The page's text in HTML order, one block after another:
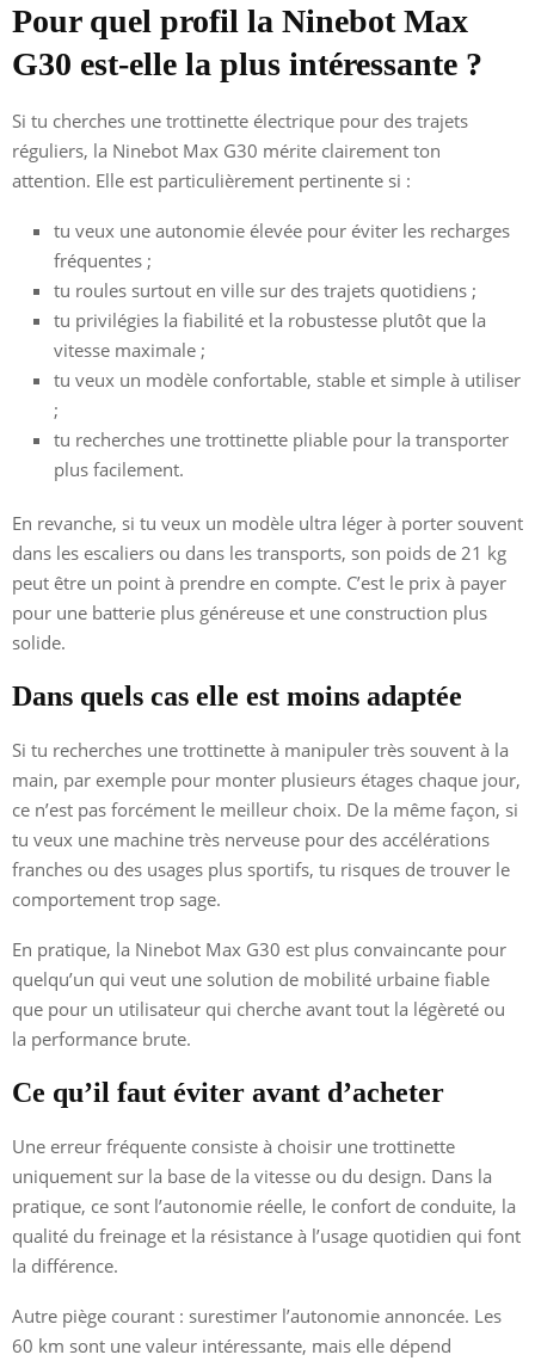
Pour quel profil la Ninebot Max
G30 est-elle la plus intéressante ?
Si tu cherches une trottinette électrique pour des trajets
réguliers, la Ninebot Max G30 mérite clairement ton
attention. Elle est particulièrement pertinente si :
tu veux une autonomie élevée pour éviter les recharges
fréquentes ;
tu roules surtout en ville sur des trajets quotidiens ;
tu privilégies la fiabilité et la robustesse plutôt que la
vitesse maximale ;
tu veux un modèle confortable, stable et simple à utiliser
;
tu recherches une trottinette pliable pour la transporter
plus facilement.
En revanche, si tu veux un modèle ultra léger à porter souvent
dans les escaliers ou dans les transports, son poids de 21 kg
peut être un point à prendre en compte. C’est le prix à payer
pour une batterie plus généreuse et une construction plus
solide.
Dans quels cas elle est moins adaptée
Si tu recherches une trottinette à manipuler très souvent à la
main, par exemple pour monter plusieurs étages chaque jour,
ce n’est pas forcément le meilleur choix. De la même façon, si
tu veux une machine très nerveuse pour des accélérations
franches ou des usages plus sportifs, tu risques de trouver le
comportement trop sage.
En pratique, la Ninebot Max G30 est plus convaincante pour
quelqu’un qui veut une solution de mobilité urbaine fiable
que pour un utilisateur qui cherche avant tout la légèreté ou
la performance brute.
Ce qu’il faut éviter avant d’acheter
Une erreur fréquente consiste à choisir une trottinette
uniquement sur la base de la vitesse ou du design. Dans la
pratique, ce sont l’autonomie réelle, le confort de conduite, la
qualité du freinage et la résistance à l’usage quotidien qui font
la différence.
Autre piège courant : surestimer l’autonomie annoncée. Les
60 km sont une valeur intéressante, mais elle dépend